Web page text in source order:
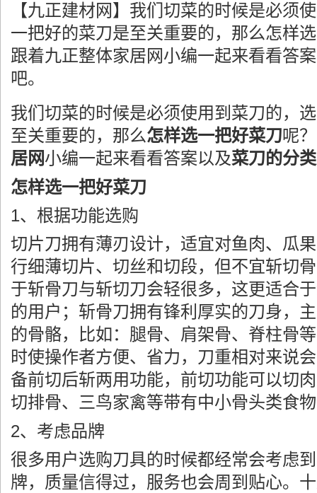
【九正建材网】我们切菜的时候是必须
一把好的菜刀是至关重要的，那么怎样
跟着九正整体家居网小编一起来看看答
吧。
我们切菜的时候是必须使用到菜刀的，
至关重要的，那么怎样选一把好菜刀呢
居网小编一起来看看答案以及菜刀的分类
怎样选一把好菜刀
1、根据功能选购
切片刀拥有薄刃设计，适宜对鱼肉、瓜
行细薄切片、切丝和切段，但不宜斩切
于斩骨刀与斩切刀会轻很多，这更适合
的用户；斩骨刀拥有锋利厚实的刀身，
的骨骼，比如：腿骨、肩架骨、脊柱骨
时使操作者方便、省力，刀重相对来说
备前切后斩两用功能，前切功能可以切
切排骨、三鸟家禽等带有中小骨头类食
2、考虑品牌
很多用户选购刀具的时候都经常会考虑
牌，质量信得过，服务也会周到贴心。